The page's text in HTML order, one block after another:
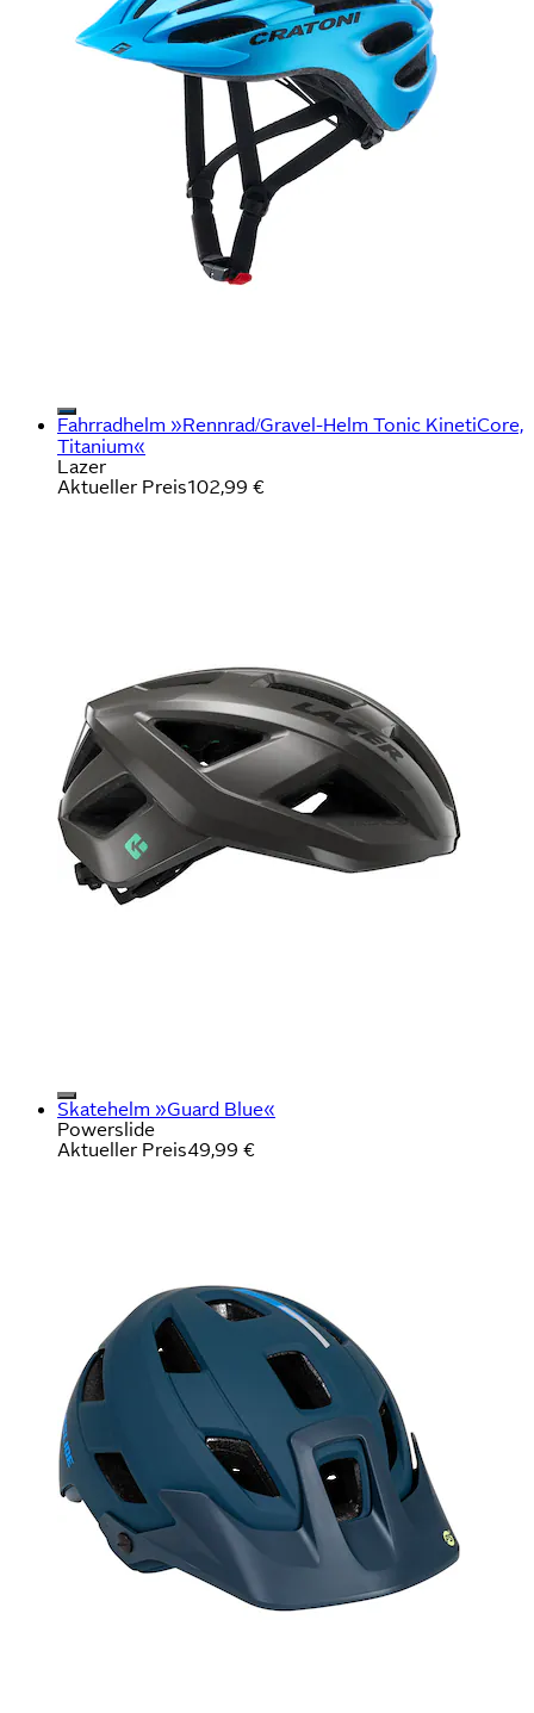
Fahrradhelm »Rennrad/Gravel-Helm Tonic KinetiCore,
Titanium«
Lazer
Aktueller Preis102,99 €
Skatehelm »Guard Blue«
Powerslide
Aktueller Preis49,99 €